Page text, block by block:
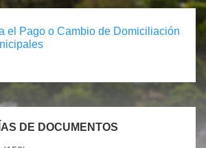
el Pago o Cambio de Domiciliación
DE DOCUMENTOS